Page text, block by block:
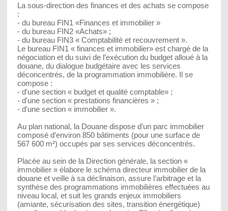
La sous-direction des finances et des achats se compose
:
- du bureau FIN1 «Finances et immobilier »
- du bureau FIN2 «Achats» ;
- du bureau FIN3 « Comptabilité et recouvrement ».
Le bureau FIN1 « finances et immobilier» est chargé de la
négociation et du suivi de l’exécution du budget alloué à la
douane, du dialogue budgétaire avec les services
déconcentrés, de la programmation immobilière. Il se
compose :
- d'une section « budget et qualité comptable» ;
- d'une section « prestations financières » ;
- d'une section « immobilier ».
Au plan national, la Douane dispose d’un parc immobilier
composé d’environ 850 bâtiments (pour une surface de
567 600 m²) occupés par ses services déconcentrés.
Placée au sein de la Direction générale, la section «
immobilier » élabore le schéma directeur immobilier de la
douane et veille à sa déclinaison, assure l’arbitrage et la
synthèse des programmations immobilières effectuées au
niveau local, et suit les grands enjeux immobiliers
(amiante, sécurisation des sites, transition énergétique)